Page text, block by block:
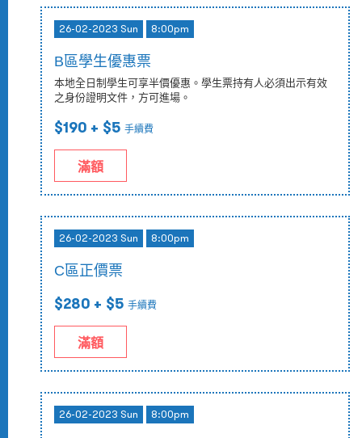
26-02-2023 Sun 8:00pm
B區學生優惠票
本地全日制學生可享半價優惠。學生票持有人必須出示有效
之身份證明文件，方可進場。
$190 + $5 手續費
滿額
26-02-2023 Sun 8:00pm
C區正價票
$280 + $5 手續費
滿額
26-02-2023 Sun 8:00pm